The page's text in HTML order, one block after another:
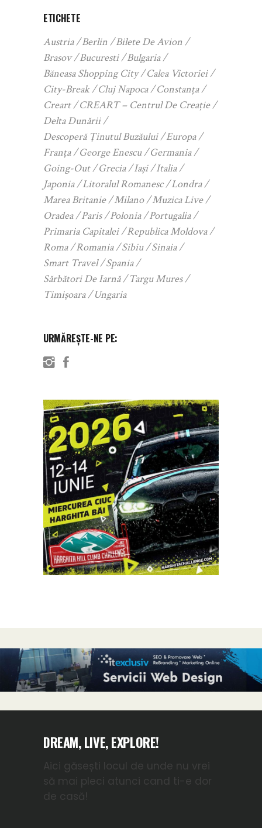
ETICHETE
Austria Berlin
Bilete De Avion
Brasov
Bucuresti
Bulgaria
Băneasa Shopping City
Calea Victoriei
City-Break
Cluj Napoca
Constanța
Creart
CREART – Centrul De Creație
Delta Dunării
Descoperă Ținutul Buzăului
Europa
Franța
George Enescu
Germania
Going-Out
Grecia Iași
Italia
Japonia
Litoralul Romanesc
Londra
Marea Britanie
Milano
Muzica Live
Oradea
Paris Polonia
Portugalia
Primaria Capitalei
Republica Moldova
Roma
Romania Sibiu
Sinaia
Smart Travel
Spania
Sărbători De Iarnă
Targu Mures
Timișoara
Ungaria
URMĂREȘTE-NE PE:
DREAM, LIVE, EXPLORE!
Aici găsești locul de unde nu vrei
să mai pleci atunci cand ti-e dor
de casă!